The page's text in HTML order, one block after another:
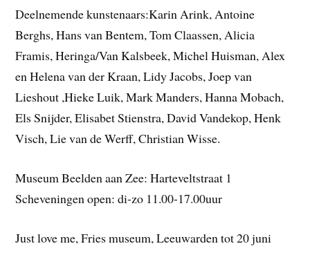
Deelnemende kunstenaars:Karin Arink, Antoine
Berghs, Hans van Bentem, Tom Claassen, Alicia
Framis, Heringa/Van Kalsbeek, Michel Huisman, Alex
en Helena van der Kraan, Lidy Jacobs, Joep van
Lieshout ,Hieke Luik, Mark Manders, Hanna Mobach,
Els Snijder, Elisabet Stienstra, David Vandekop, Henk
Visch, Lie van de Werff, Christian Wisse.
Museum Beelden aan Zee: Harteveltstraat 1
Scheveningen open: di-zo 11.00-17.00uur
Just love me, Fries museum, Leeuwarden tot 20 juni